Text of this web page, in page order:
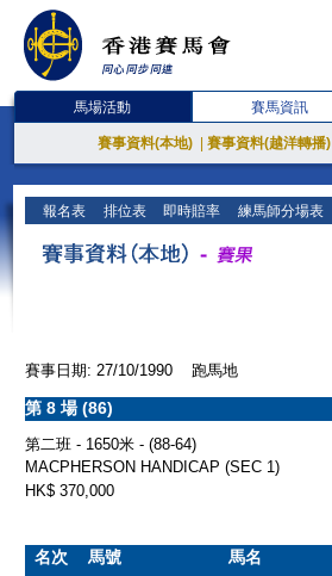
馬場活動 賽馬資訊
賽事資料(本地) 賽事資料(越洋轉播)
報名表 排位表 即時賠率 練馬師分場表
賽事日期: 27/10/1990 跑馬地
第 8 場 (86)
第二班 - 1650米 - (88-64)
MACPHERSON HANDICAP (SEC 1)
HK$ 370,000
名次 馬號 馬名